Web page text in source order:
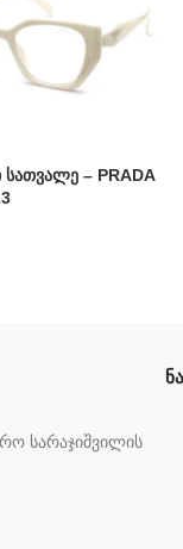
სათვალე – PRADA
სარაჯიშვილის